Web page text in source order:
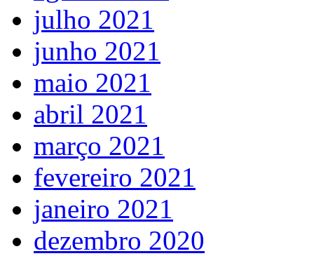
julho 2021
junho 2021
maio 2021
abril 2021
março 2021
fevereiro 2021
janeiro 2021
dezembro 2020